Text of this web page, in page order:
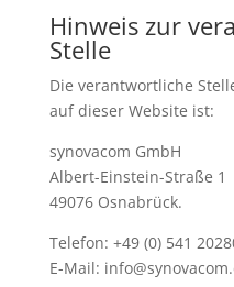
Hinweis zur
Stelle
Die verantwortliche
auf dieser Website ist:
synovacom GmbH
Albert-Einstein-Straße 1
49076 Osnabrück.
Telefon: +49 (0) 541
E-Mail: